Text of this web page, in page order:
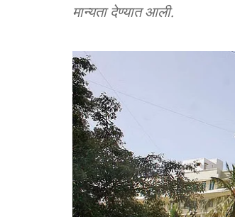
मान्यता देण्यात आली.